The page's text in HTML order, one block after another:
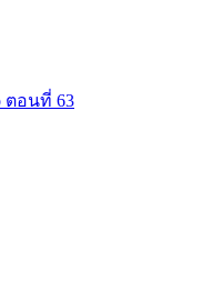
ตอนที่ 63